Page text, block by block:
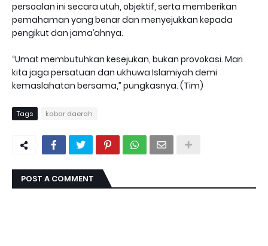
persoalan ini secara utuh, objektif, serta memberikan
pemahaman yang benar dan menyejukkan kepada
pengikut dan jama’ahnya.
“Umat membutuhkan kesejukan, bukan provokasi. Mari
kita jaga persatuan dan ukhuwa Islamiyah demi
kemaslahatan bersama,” pungkasnya. (Tim)
Tags kabar daerah
POST A COMMENT